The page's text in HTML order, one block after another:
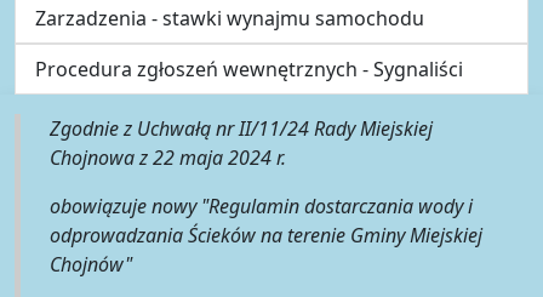
Zarzadzenia - stawki wynajmu samochodu
Procedura zgłoszeń wewnętrznych - Sygnaliści
Zgodnie z Uchwałą nr II/11/24 Rady Miejskiej
Chojnowa z 22 maja 2024 r.
obowiązuje nowy "Regulamin dostarczania wody i
odprowadzania Ścieków na terenie Gminy Miejskiej
Chojnów"